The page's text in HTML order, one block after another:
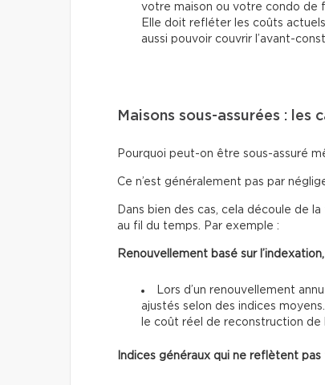
votre maison ou votre condo de
Elle doit refléter les coûts
aussi pouvoir couvrir l’avant-
Maisons sous-assurées : les
Pourquoi peut-on être sous-assuré
Ce n’est généralement pas par
Dans bien des cas, cela découle de
au fil du temps. Par exemple :
Renouvellement basé sur
Lors d’un renouvellement
ajustés selon des indices
le coût réel de reconstruction de
Indices généraux qui ne reflètent